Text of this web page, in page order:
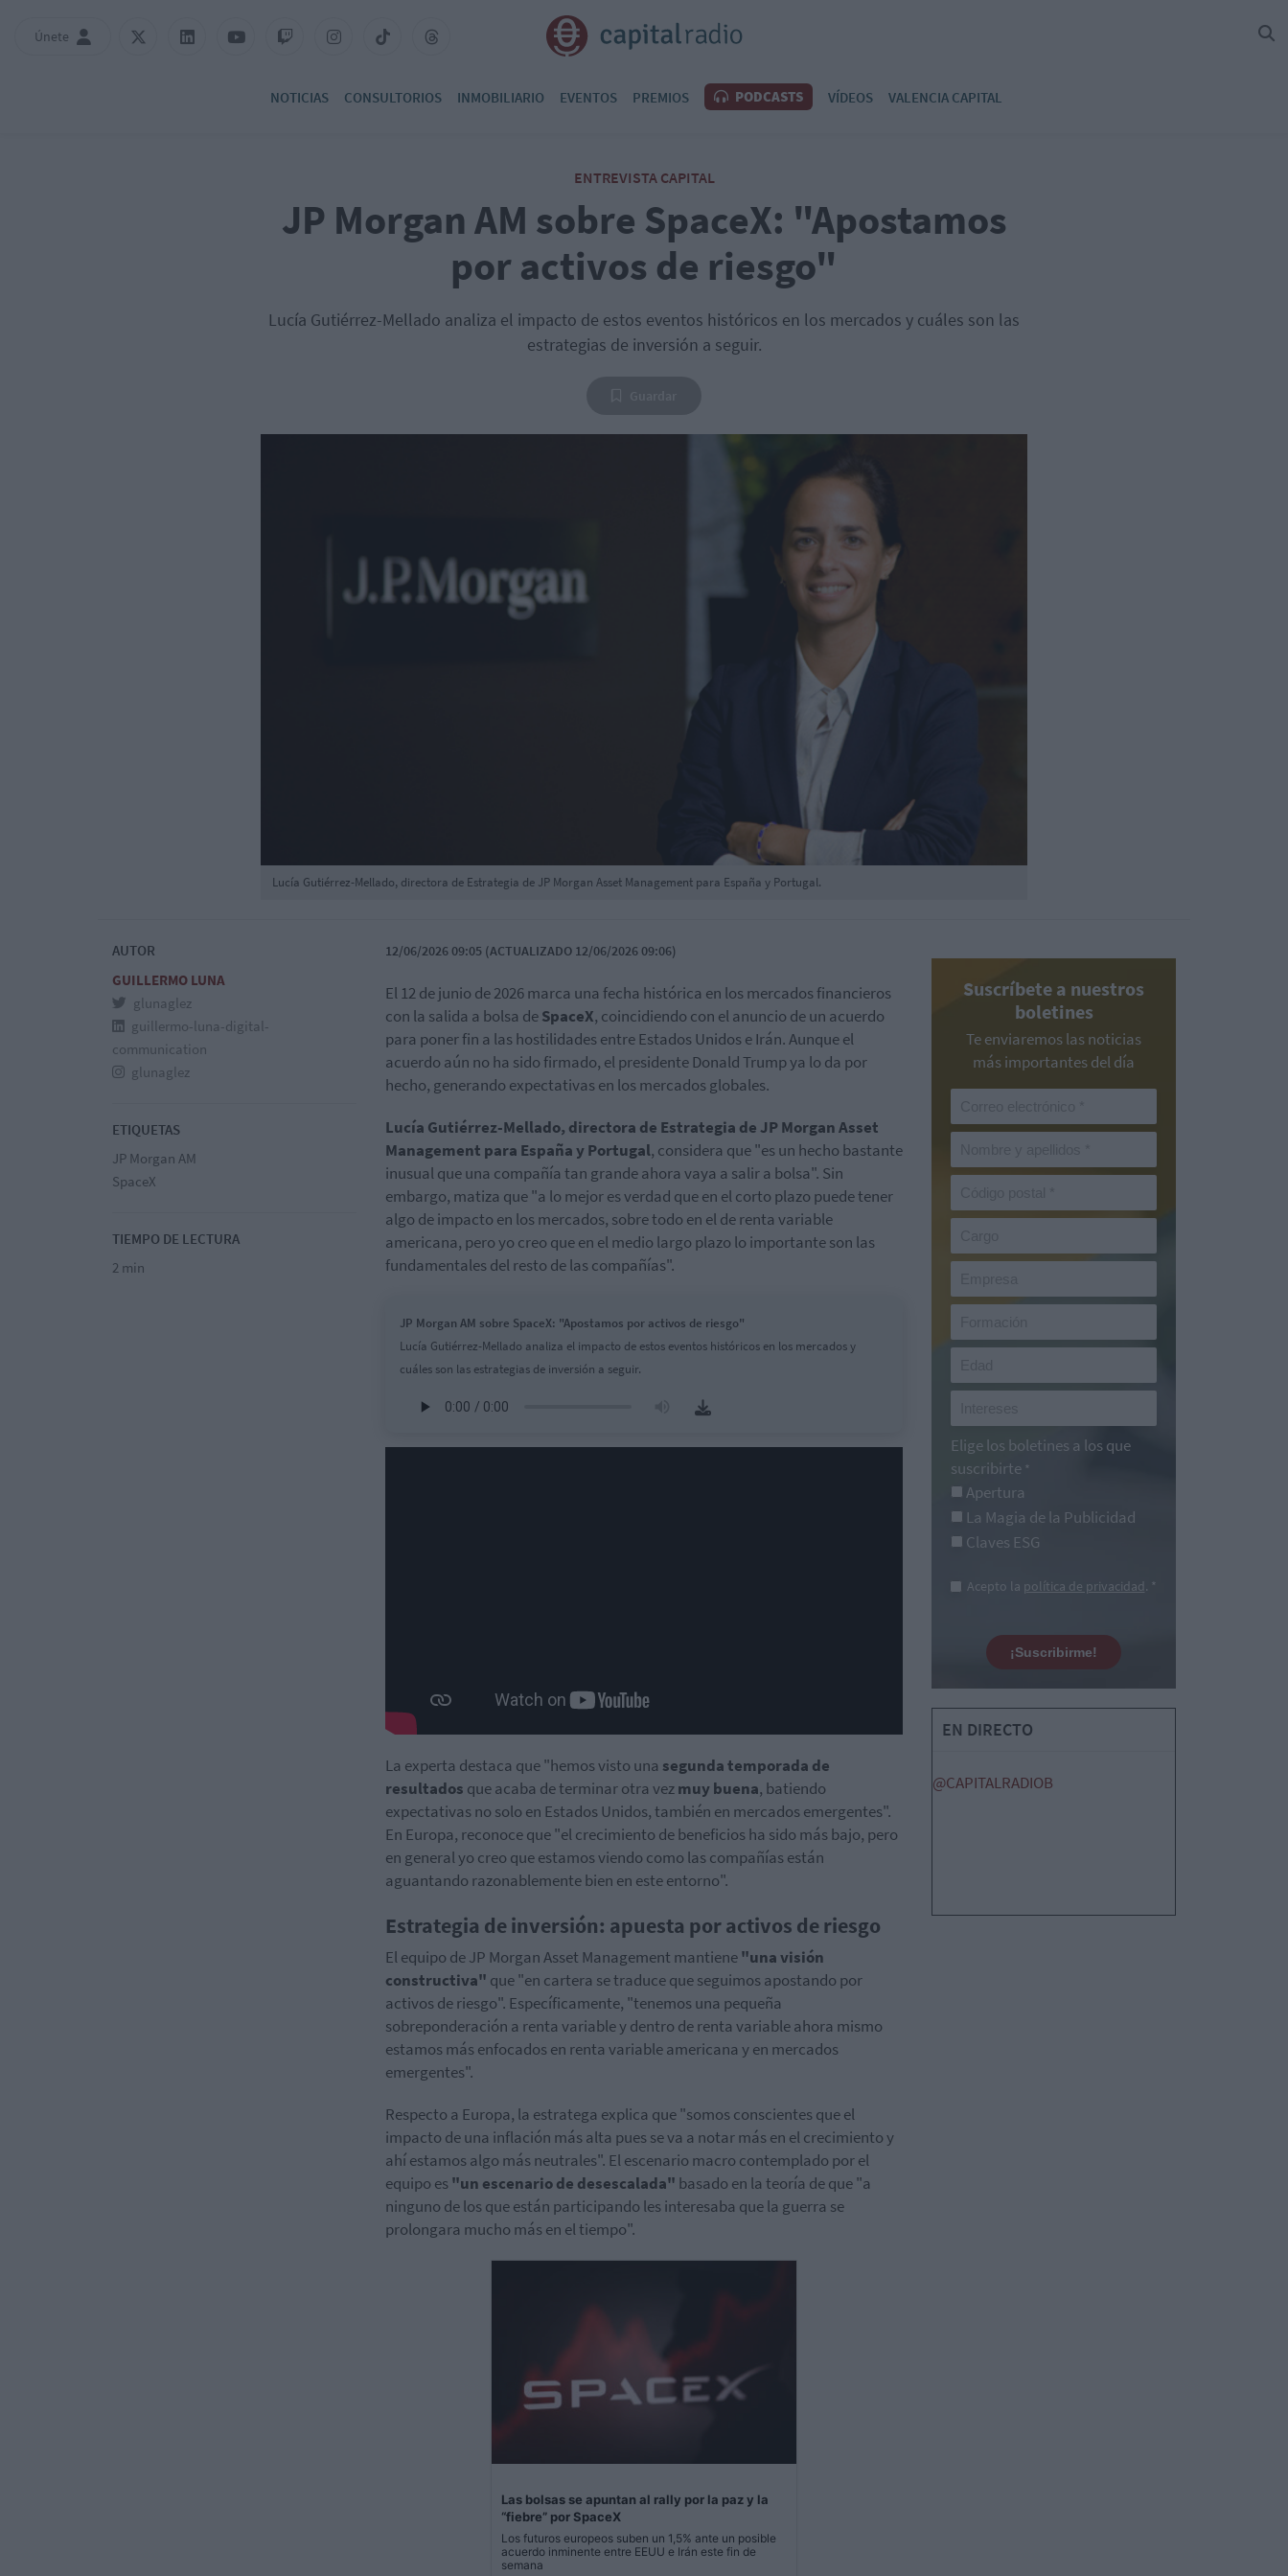
Únete
NOTICIAS CONSULTORIOS INMOBILIARIO EVENTOS PREMIOS PODCASTS VÍDEOS VALENCIA CAPITAL
ENTREVISTA CAPITAL
JP Morgan AM sobre SpaceX: "Apostamos
por activos de riesgo"
Lucía Gutiérrez-Mellado analiza el impacto de estos eventos históricos en los mercados y cuáles son las
estrategias de inversión a seguir.
Lucía Gutiérrez-Mellado, directora de Estrategia de JP Morgan Asset Management para España y Portugal.
AUTOR
GUILLERMO LUNA
glunaglez
guillermo-luna-digital-
communication
glunaglez
ETIQUETAS
JP Morgan AM
SpaceX
TIEMPO DE LECTURA
2 min
12/06/2026 09:05 (ACTUALIZADO 12/06/2026 09:06)
El 12 de junio de 2026 marca una fecha histórica en los mercados financieros
con la salida a bolsa deSpaceX, coincidiendo con el anuncio de un acuerdo
para poner fin a las hostilidades entre Estados Unidos e Irán. Aunque el
acuerdo aún no ha sido firmado, el presidente Donald Trump ya lo da por
hecho, generando expectativas en los mercados globales.
Lucía Gutiérrez-Mellado, directora de Estrategia de JP Morgan Asset
Management para España y Portugal, considera que "es un hecho bastante
inusual que una compañía tan grande ahora vaya a salir a bolsa". Sin
embargo, matiza que "a lo mejor es verdad que en el corto plazo puede tener
algo de impacto en los mercados, sobre todo en el de renta variable
americana, pero yo creo que en el medio largo plazo lo importante son las
fundamentales del resto de las compañías".
JP Morgan AM sobre SpaceX: "Apostamos por activos de riesgo"
Lucía Gutiérrez-Mellado analiza el impacto de estos eventos históricos en los mercados y
cuáles son las estrategias de inversión a seguir.
La experta destaca que "hemos visto una segunda temporada de
resultados que acaba de terminar otra vezmuy buena, batiendo
expectativas no solo en Estados Unidos, también en mercados emergentes".
En Europa, reconoce que "el crecimiento de beneficios ha sido más bajo, pero
en general yo creo que estamos viendo como las compañías están
aguantando razonablemente bien en este entorno".
Estrategia de inversión: apuesta por activos de riesgo
El equipo de JP Morgan Asset Management mantiene"una visión
constructiva" que "en cartera se traduce que seguimos apostando por
activos de riesgo". Específicamente, "tenemos una pequeña
sobreponderación a renta variable y dentro de renta variable ahora mismo
estamos más enfocados en renta variable americana y en mercados
emergentes".
Respecto a Europa, la estratega explica que "somos conscientes que el
impacto de una inflación más alta pues se va a notar más en el crecimiento y
ahí estamos algo más neutrales". El escenario macro contemplado por el
equipo es"un escenario de desescalada" basado en la teoría de que "a
ninguno de los que están participando les interesaba que la guerra se
prolongara mucho más en el tiempo".
Las bolsas se apuntan al rally por la paz y la
“fiebre” por SpaceX
Los futuros europeos suben un 1,5% ante un posible
acuerdo inminente entre EEUU e Irán este fin de
semana
Suscríbete a nuestros
boletines
Te enviaremos las noticias
más importantes del día
Elige los boletines a los que
suscribirte *
Apertura
La Magia de la Publicidad
Claves ESG
Acepto la política de privacidad. *
¡Suscribirme!
EN DIRECTO
@CAPITALRADIOB